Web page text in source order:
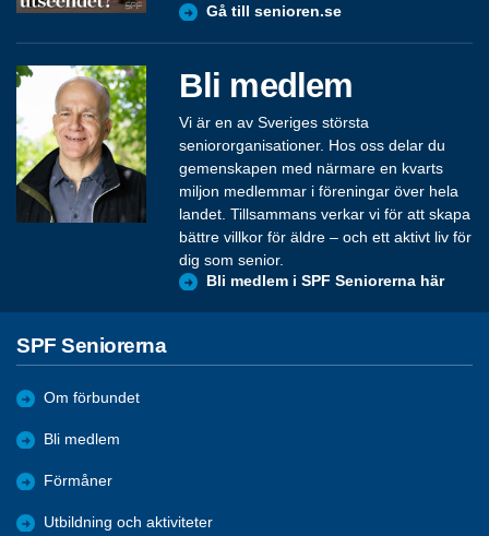
Gå till senioren.se
Bli medlem
Vi är en av Sveriges största
seniororganisationer. Hos oss delar du
gemenskapen med närmare en kvarts
miljon medlemmar i föreningar över hela
landet. Tillsammans verkar vi för att skapa
bättre villkor för äldre – och ett aktivt liv för
dig som senior.
Bli medlem i SPF Seniorerna här
SPF Seniorerna
Om förbundet
Bli medlem
Förmåner
Utbildning och aktiviteter